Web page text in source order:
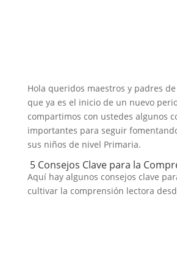
Hola queridos maestros y padres
que ya es el inicio de un nuevo
compartimos con ustedes algunos
importantes para seguir
sus niños de nivel Primaria.
5 Consejos Clave para la
Aquí hay algunos consejos clave
cultivar la comprensión lectora